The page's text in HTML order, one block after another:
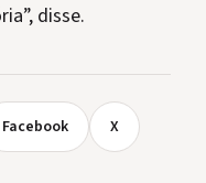
disse.
Facebook X